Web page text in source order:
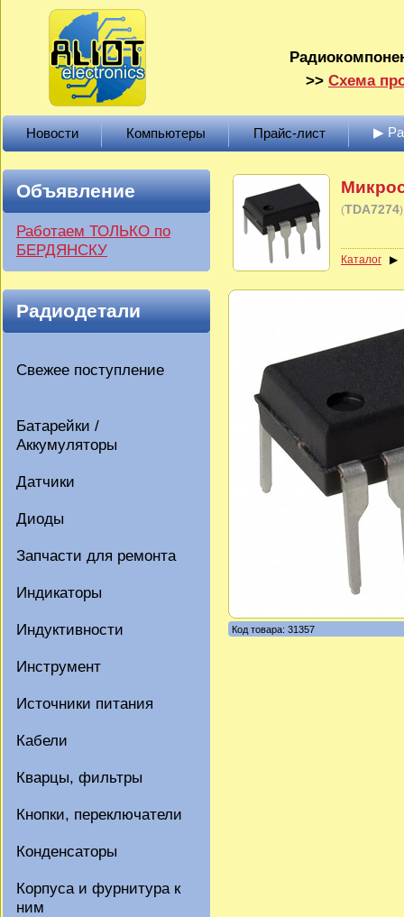
>> Схема
Новости Компьютеры Прайс-лист ▶
Объявление
Работаем ТОЛЬКО по
БЕРДЯНСКУ
Радиодетали
Свежее поступление
Батарейки /
Аккумуляторы
Датчики
Диоды
Запчасти для ремонта
Индикаторы
Индуктивности
Инструмент
Источники питания
Кабели
Кварцы, фильтры
Кнопки, переключатели
Конденсаторы
Корпуса и фурнитура к
ним
(TDA7274)
Каталог
Код товара: 31357